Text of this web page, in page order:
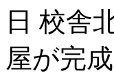
日 校舎
屋が完